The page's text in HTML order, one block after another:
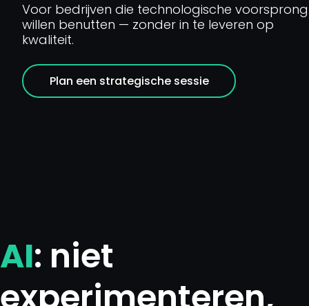
Voor bedrijven die technologische voorsprong
willen benutten — zonder in te leveren op
kwaliteit.
Plan een strategische sessie
AI: niet